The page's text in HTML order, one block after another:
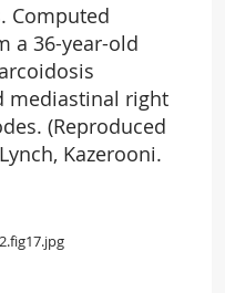
Computed
a 36-year-old
mediastinal right
(Reproduced
Kazerooni.